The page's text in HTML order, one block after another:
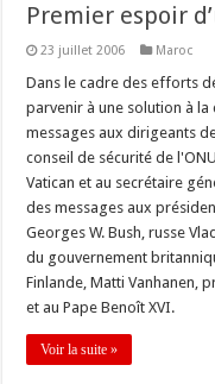
Premier espoir
23 juillet 2006 Maroc
Dans le cadre des efforts
parvenir à une solution à la
messages aux dirigeants
conseil de sécurité de
Vatican et au secrétaire
des messages aux
Georges W. Bush, russe
du gouvernement
Finlande, Matti Vanhanen,
et au Pape Benoît XVI.
Voir la suite »